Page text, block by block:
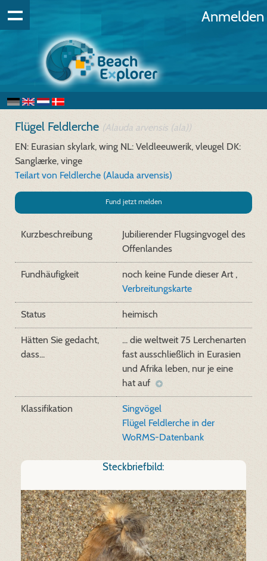
Anmelden
Flügel Feldlerche (Alauda arvensis (ala))
EN: Eurasian skylark, wing NL: Veldleeuwerik, vleugel DK:
Sanglærke, vinge
Teilart von Feldlerche (Alauda arvensis)
Fund jetzt melden
Kurzbeschreibung
Jubilierender Flugsingvogel des
Offenlandes
Fundhäufigkeit
noch keine Funde dieser Art ,
Verbreitungskarte
Status heimisch
Hätten Sie gedacht,
dass...
... die weltweit 75 Lerchenarten
fast ausschließlich in Eurasien
und Afrika leben, nur je eine
hat auf
Klassifikation
Singvögel
Flügel Feldlerche in der
WoRMS-Datenbank
Steckbriefbild: